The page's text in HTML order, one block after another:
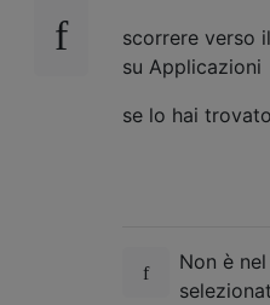
scorrere verso
su Applicazioni
se lo hai
Non è